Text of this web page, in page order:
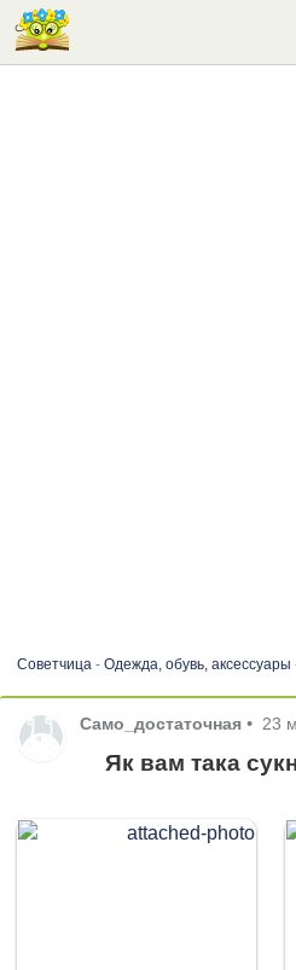
Советчица- Одежда, обувь, аксессуары
Само_достаточная • 23
Як вам така